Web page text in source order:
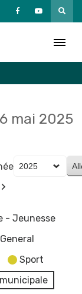
mai 2025
- Jeunesse
General
Sport